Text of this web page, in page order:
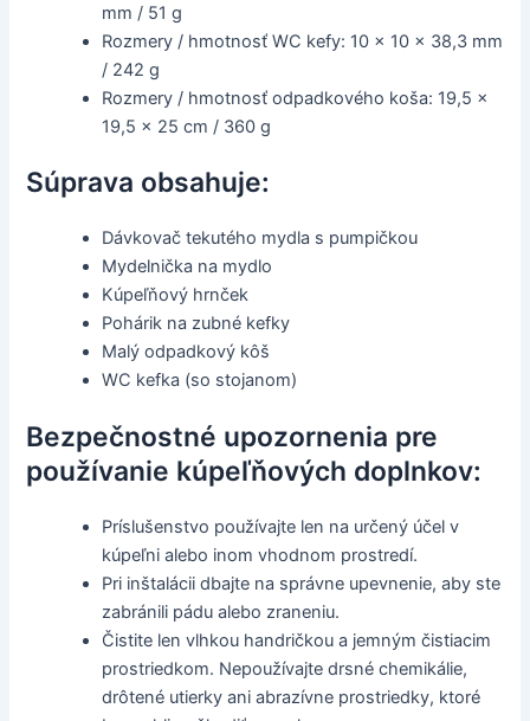
mm / 51 g
Rozmery / hmotnosť WC kefy: 10 x 10 x 38,3 mm
/ 242 g
Rozmery / hmotnosť odpadkového koša: 19,5 x
19,5 x 25 cm / 360 g
Súprava obsahuje:
Dávkovač tekutého mydla s pumpičkou
Mydelnička na mydlo
Kúpeľňový hrnček
Pohárik na zubné kefky
Malý odpadkový kôš
WC kefka (so stojanom)
Bezpečnostné upozornenia pre
používanie kúpeľňových doplnkov:
Príslušenstvo používajte len na určený účel v
kúpeľni alebo inom vhodnom prostredí.
Pri inštalácii dbajte na správne upevnenie, aby ste
zabránili pádu alebo zraneniu.
Čistite len vlhkou handričkou a jemným čistiacim
prostriedkom. Nepoužívajte drsné chemikálie,
drôtené utierky ani abrazívne prostriedky, ktoré